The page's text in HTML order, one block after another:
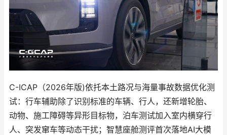
C-ICAP（2026年版)依托本土路况与海量事故数据优化测
试：行车辅助除了识别标准的车辆、行人，还新增轮胎、
动物、施工障碍等异形目标物，泊车测试加入室内横穿行
人、突发窜车等动态干扰；智慧座舱测评首次落地AI大模